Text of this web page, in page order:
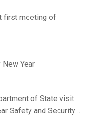
first meeting of
Year
of State visit
Safety and Security